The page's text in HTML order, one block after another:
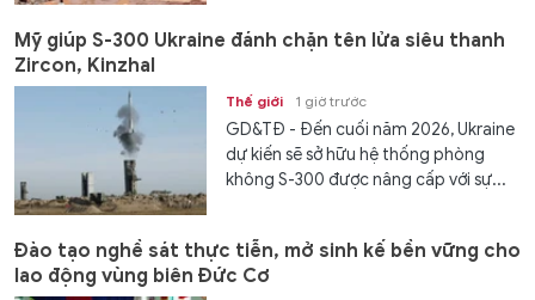
Mỹ giúp S-300 Ukraine đánh chặn tên lửa siêu thanh
Zircon, Kinzhal
Thế giới 1 giờ trước
GD&TĐ - Đến cuối năm 2026, Ukraine
dự kiến ​​sẽ sở hữu hệ thống phòng
không S-300 được nâng cấp với sự...
Đào tạo nghề sát thực tiễn, mở sinh kế bền vững cho
lao động vùng biên Đức Cơ